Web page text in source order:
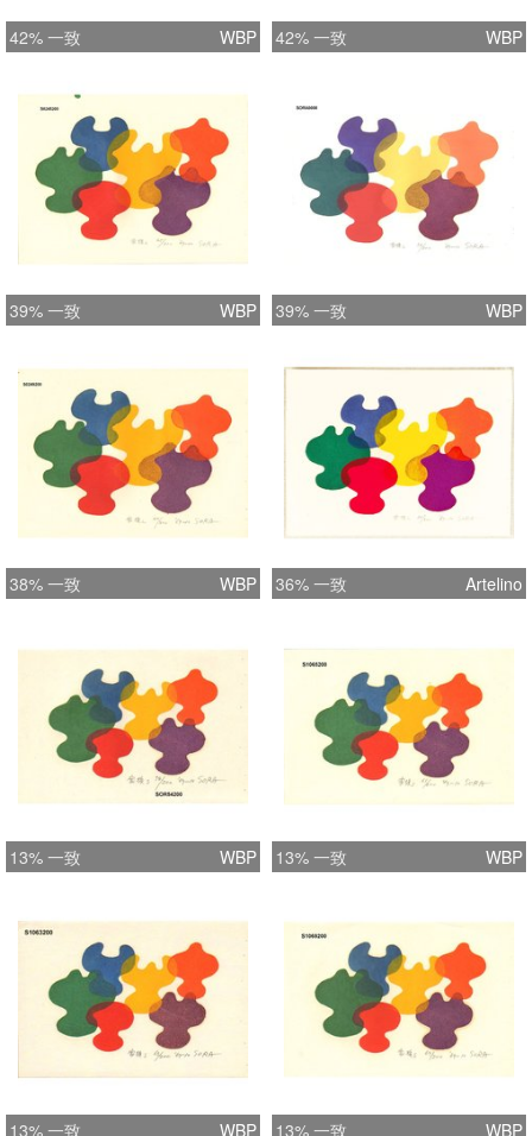
42% 一致 WBP 42% 一致 WBP
39% 一致 WBP 39% 一致 WBP
38% 一致 WBP 36% 一致 Artelino
13% 一致 WBP 13% 一致 WBP
13% 一致 WBP 13% 一致 WBP